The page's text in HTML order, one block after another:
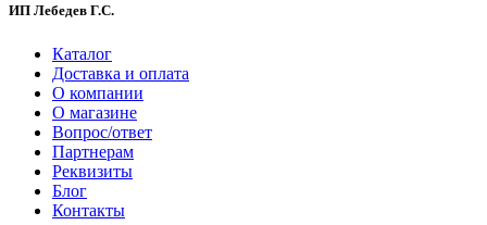
ИП Лебедев Г.С.
Каталог
Доставка и оплата
О компании
О магазине
Вопрос/ответ
Партнерам
Реквизиты
Блог
Контакты